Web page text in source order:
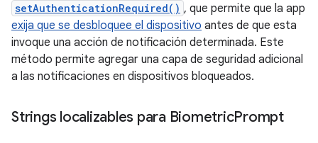
setAuthenticationRequired() , que permite que la app
exija que se desbloquee el dispositivo antes de que esta
invoque una acción de notificación determinada. Este
método permite agregar una capa de seguridad adicional
a las notificaciones en dispositivos bloqueados.
Strings localizables para BiometricPrompt